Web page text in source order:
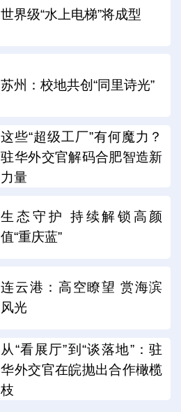
世界级“水上电梯”将成型
苏州：校地共创“同里诗光”
这些“超级工厂”有何魔力？
驻华外交官解码合肥智造新
力量
生态守护 持续解锁高颜
值“重庆蓝”
连云港：高空瞭望 赏海滨
风光
从“看展厅”到“谈落地”：驻
华外交官在皖抛出合作橄榄
枝